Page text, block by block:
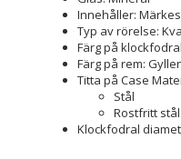
Innehåller:
Typ av rörelse:
Färg på
Färg på rem:
Titta på Case
Stål
Rostfritt stål
Klockfodral